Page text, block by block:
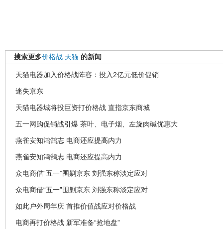
搜索更多价格战 天猫 的新闻
天猫电器加入价格战阵容：投入2亿元低价促销
迷失京东
天猫电器城将投巨资打价格战 直指京东商城
五一网购促销战引爆 茶叶、电子烟、左旋肉碱优惠大
燕雀安知鸿鹄志 电商还应提高内力
燕雀安知鸿鹄志 电商还应提高内力
众电商借“五一”围剿京东 刘强东称淡定应对
众电商借“五一”围剿京东 刘强东称淡定应对
如此户外周年庆 首推价值战应对价格战
电商再打价格战 新军准备“抢地盘”